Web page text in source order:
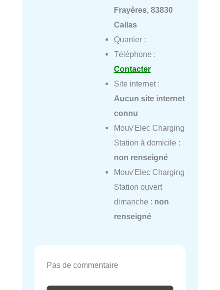
Frayères, 83830
Callas
Quartier :
Téléphone :
Contacter
Site internet :
Aucun site internet
connu
Mouv'Elec Charging
Station à domicile :
non renseigné
Mouv'Elec Charging
Station ouvert
dimanche : non
renseigné
Pas de commentaire